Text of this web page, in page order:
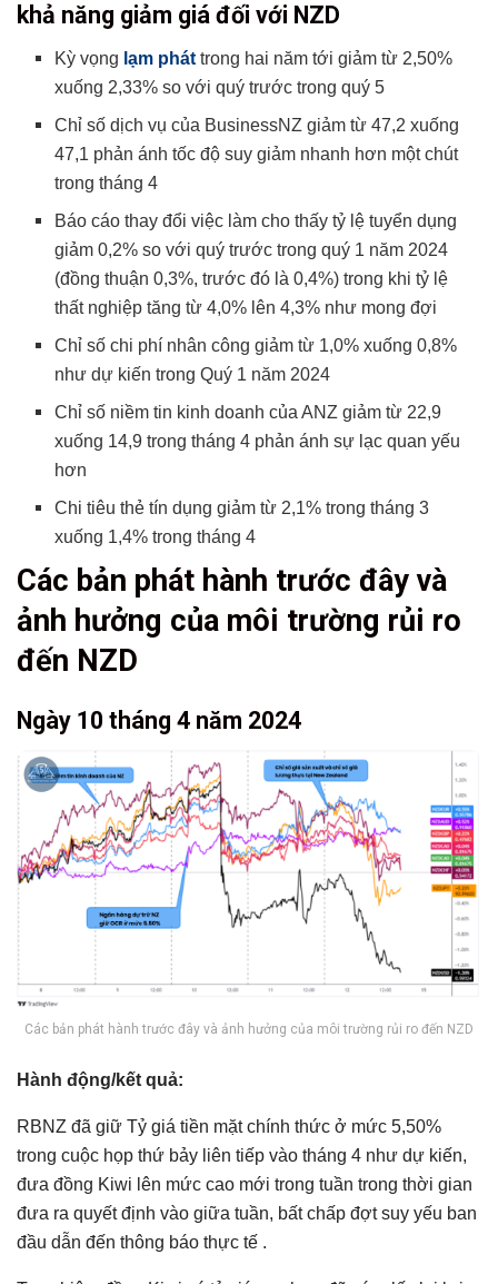
khả năng giảm giá đối với NZD
Kỳ vọng lạm phát trong hai năm tới giảm từ 2,50%
xuống 2,33% so với quý trước trong quý 5
Chỉ số dịch vụ của BusinessNZ giảm từ 47,2 xuống
47,1 phản ánh tốc độ suy giảm nhanh hơn một chút
trong tháng 4
Báo cáo thay đổi việc làm cho thấy tỷ lệ tuyển dụng
giảm 0,2% so với quý trước trong quý 1 năm 2024
(đồng thuận 0,3%, trước đó là 0,4%) trong khi tỷ lệ
thất nghiệp tăng từ 4,0% lên 4,3% như mong đợi
Chỉ số chi phí nhân công giảm từ 1,0% xuống 0,8%
như dự kiến ​​trong Quý 1 năm 2024
Chỉ số niềm tin kinh doanh của ANZ giảm từ 22,9
xuống 14,9 trong tháng 4 phản ánh sự lạc quan yếu
hơn
Chi tiêu thẻ tín dụng giảm từ 2,1% trong tháng 3
xuống 1,4% trong tháng 4
Các bản phát hành trước đây và
ảnh hưởng của môi trường rủi ro
đến NZD
Ngày 10 tháng 4 năm 2024
Các bản phát hành trước đây và ảnh hưởng của môi trường rủi ro đến NZD
Hành động/kết quả:
RBNZ đã giữ Tỷ giá tiền mặt chính thức ở mức 5,50%
trong cuộc họp thứ bảy liên tiếp vào tháng 4 như dự kiến,
đưa đồng Kiwi lên mức cao mới trong tuần trong thời gian
đưa ra quyết định vào giữa tuần, bất chấp đợt suy yếu ban
đầu dẫn đến thông báo thực tế .